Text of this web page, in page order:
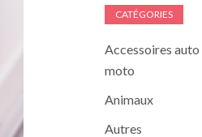
CATÉGORIES
Accessoires auto
moto
Animaux
Autres